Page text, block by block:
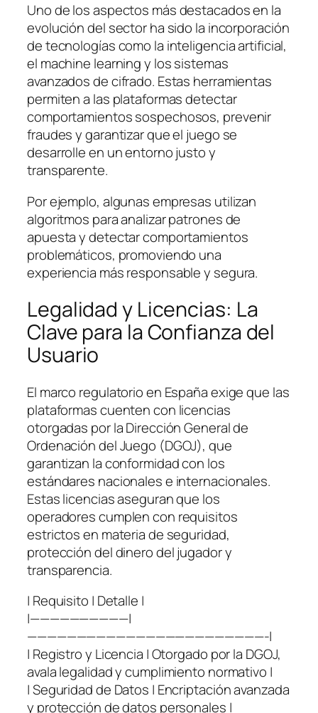
Uno de los aspectos más destacados en la
evolución del sector ha sido la incorporación
de tecnologías como la inteligencia artificial,
el machine learning y los sistemas
avanzados de cifrado. Estas herramientas
permiten a las plataformas detectar
comportamientos sospechosos, prevenir
fraudes y garantizar que el juego se
desarrolle en un entorno justo y
transparente.
Por ejemplo, algunas empresas utilizan
algoritmos para analizar patrones de
apuesta y detectar comportamientos
problemáticos, promoviendo una
experiencia más responsable y segura.
Legalidad y Licencias: La
Clave para la Confianza del
Usuario
El marco regulatorio en España exige que las
plataformas cuenten con licencias
otorgadas por la Dirección General de
Ordenación del Juego (DGOJ), que
garantizan la conformidad con los
estándares nacionales e internacionales.
Estas licencias aseguran que los
operadores cumplen con requisitos
estrictos en materia de seguridad,
protección del dinero del jugador y
transparencia.
| Requisito | Detalle |
|——————————|
————————————————————————-|
| Registro y Licencia | Otorgado por la DGOJ,
avala legalidad y cumplimiento normativo |
| Seguridad de Datos | Encriptación avanzada
y protección de datos personales |